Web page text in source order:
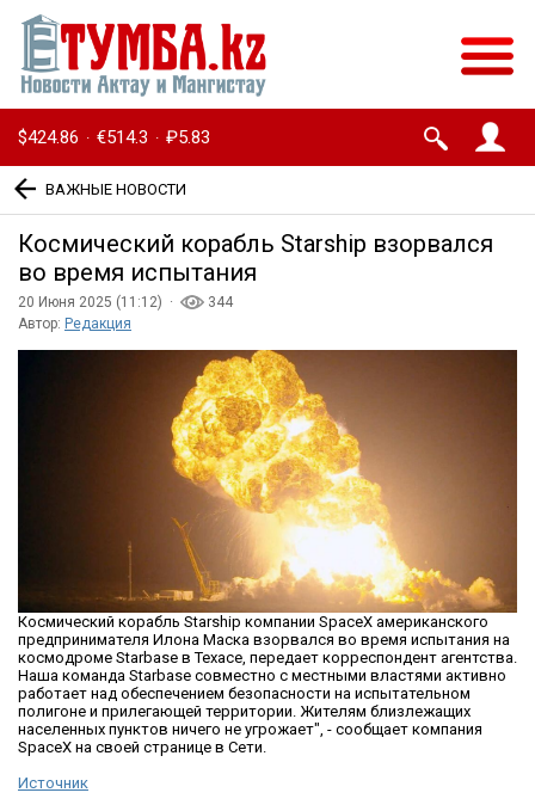
$424.86 · €514.3 · ₽5.83
ВАЖНЫЕ НОВОСТИ
Космический корабль Starship взорвался
во время испытания
20 Июня 2025 (11:12) ·
344
Автор: Редакция
Космический корабль Starship компании SpaceX американского
предпринимателя Илона Маска взорвался во время испытания на
космодроме Starbase в Техасе, передает корреспондент агентства.
Наша команда Starbase совместно с местными властями активно
работает над обеспечением безопасности на испытательном
полигоне и прилегающей территории. Жителям близлежащих
населенных пунктов ничего не угрожает", - сообщает компания
SpaceX на своей странице в Сети.
Источник